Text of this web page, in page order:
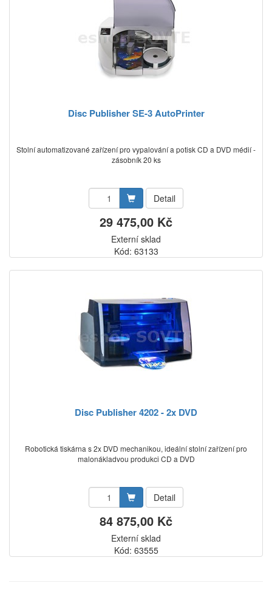
Disc Publisher SE-3 AutoPrinter
Stolní automatizované zařízení pro vypalování a potisk CD a DVD médií -
zásobník 20 ks
Detail
29 475,00 Kč
Externí sklad
Kód: 63133
Disc Publisher 4202 - 2x DVD
Robotická tiskárna s 2x DVD mechanikou, ideální stolní zařízení pro
malonákladvou produkci CD a DVD
Detail
84 875,00 Kč
Externí sklad
Kód: 63555